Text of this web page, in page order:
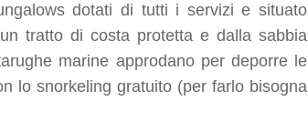
dotati di tutti i servizi e situato
tratto di costa protetta e dalla sabbia
marine approdano per deporre le
lo snorkeling gratuito (per farlo bisogna